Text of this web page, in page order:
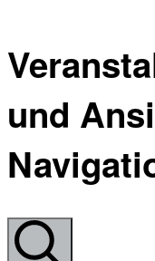
und